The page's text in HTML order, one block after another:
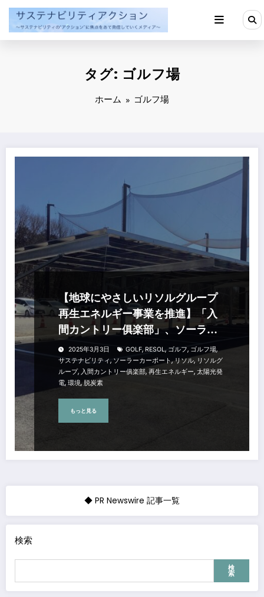
ン
タグ: ゴルフ場
ホーム ゴルフ場
【地球にやさしいリソルグループ
再生エネルギー事業を推進】「入
間カントリー俱楽部」、ソーラー
カーポートの稼働を開始
2025年3月3日 GOLF, RESOL, ゴルフ, ゴルフ場,
サステナビリティ, ソーラーカーポート,リソル, リソルグ
ループ, 入間カントリー俱楽部, 再生エネルギー, 太陽光発
電, 環境, 脱炭素
もっと見る
◆ PR Newswire 記事一覧
検索
検
索